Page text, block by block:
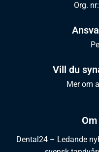
Dental24 – Ledande
Org.
Vill du
Mer om